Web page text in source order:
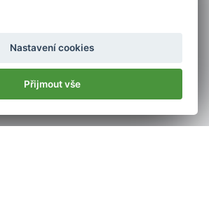
Nastavení cookies
Přijmout vše